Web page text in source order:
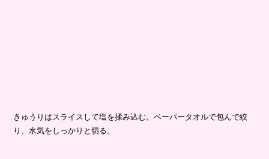
きゅうりはスライスして塩を揉み込む。ペーパータオルで包んで絞
り、水気をしっかりと切る。